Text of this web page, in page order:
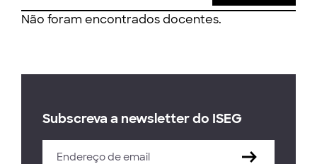
Não foram encontrados docentes.
Subscreva a newsletter do ISEG